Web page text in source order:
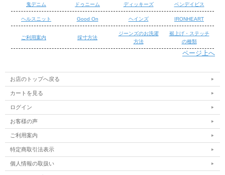
TC OVERALL PANTS
ワークウェアに欠かせない、TC素材のオーバーオールです。 オーバ
ーパンツ(パンツの上から)として穿かれていたオーバーオールをベー
スに ルーズフィットなシルエット、ジップポケットを付けた胸ポケ
ット、ユーティリティポケットなどワーク仕様でありながらも、 古
き良きデティールに現代的なデザインを取り入れています。
鬼デニム ドゥニーム ディッキーズ ベンデイビス
ヘルスニット Good On ヘインズ IRONHEART
ご利用案内 採寸方法
ジーンズのお洗濯
方法
裾上げ・ステッチ
の種類
ページ上へ
/お店のトップへ戻る
カートを見る
ログイン
お客様の声
ご利用案内
特定商取引法表示
個人情報の取扱い